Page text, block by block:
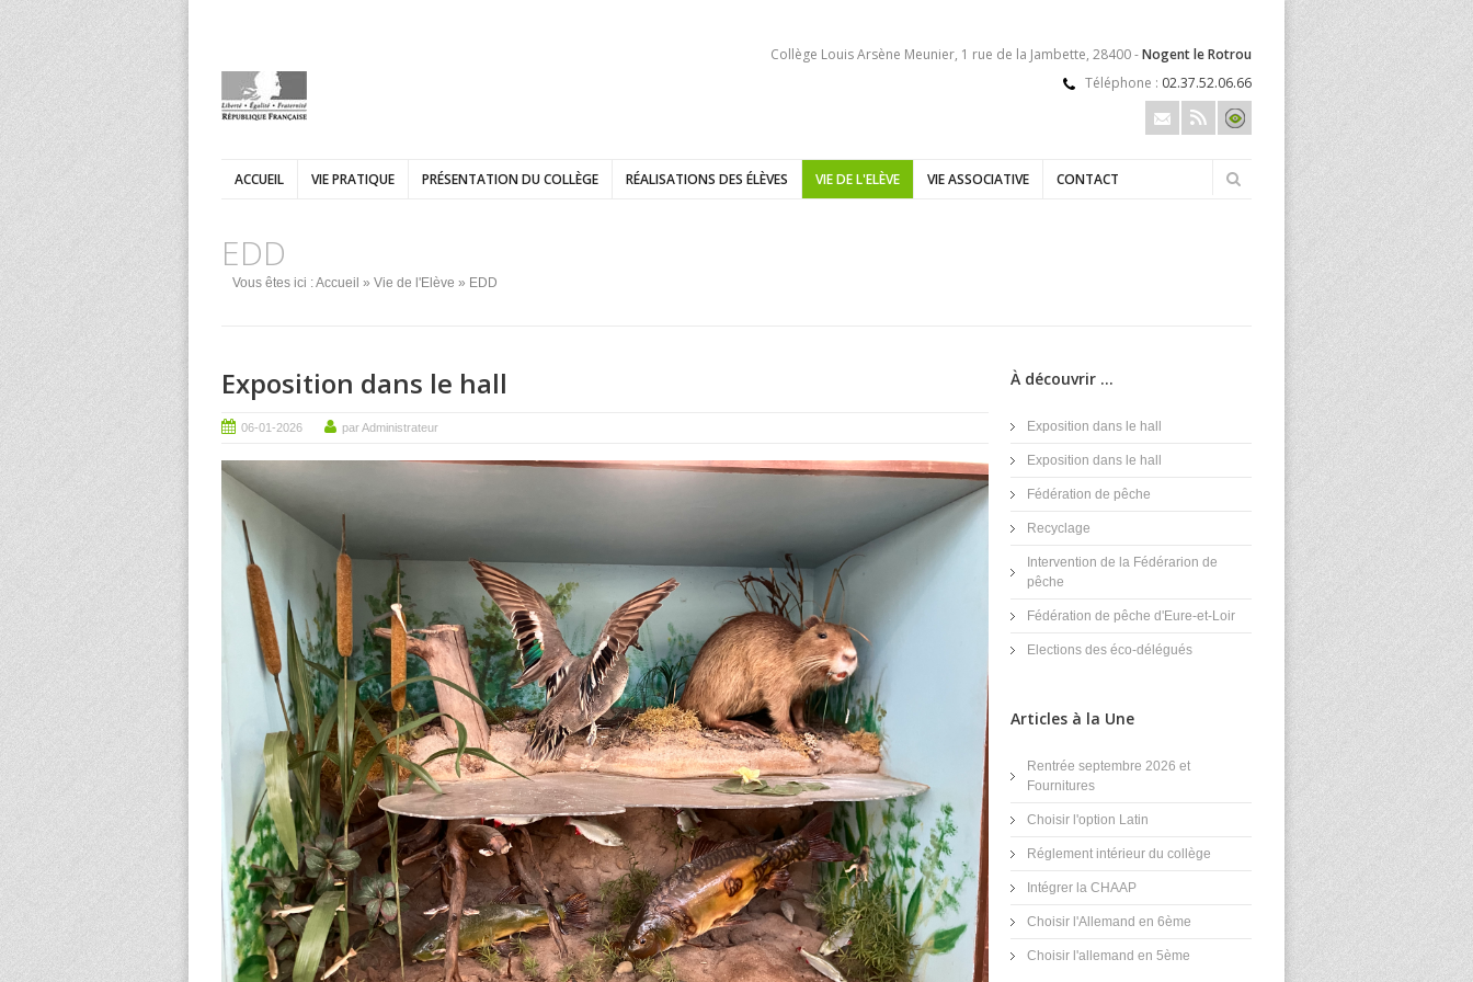
Collège Louis Arsène Meunier, 1 rue de la Jambette, 28400 -Nogent le Rotrou
Téléphone : 02.37.52.06.66
ACCUEIL VIE PRATIQUE PRÉSENTATION DU COLLÈGE RÉALISATIONS DES ÉLÈVES VIE DE L'ELÈVE VIE ASSOCIATIVE CONTACT
EDD
Vous êtes ici :Accueil » Vie de l'Elève » EDD
Exposition dans le hall
06-01-2026 par Administrateur
À découvrir ...
Exposition dans le hall
Exposition dans le hall
Fédération de pêche
Recyclage
Intervention de la Fédérarion de
pêche
Fédération de pêche d'Eure-et-Loir
Elections des éco-délégués
Articles à la Une
Rentrée septembre 2026 et
Fournitures
Choisir l'option Latin
Réglement intérieur du collège
Intégrer la CHAAP
Choisir l'Allemand en 6ème
Choisir l'allemand en 5ème